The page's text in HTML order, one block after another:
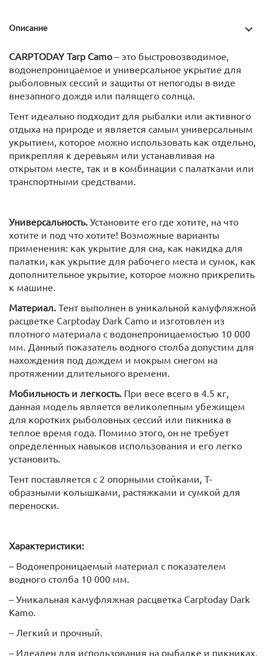
Описание
CARPTODAY Tarp Camo– это быстровозводимое,
водонепроницаемое и универсальное укрытие для
рыболовных сессий и защиты от непогоды в виде
внезапного дождя или палящего солнца.
Тент идеально подходит для рыбалки или активного
отдыха на природе и является самым универсальным
укрытием, которое можно использовать как отдельно,
прикрепляя к деревьям или устанавливая на
открытом месте, так и в комбинации с палатками или
транспортными средствами.
Универсальность. Установите его где хотите, на что
хотите и под что хотите! Возможные варианты
применения: как укрытие для сна, как накидка для
палатки, как укрытие для рабочего места и сумок, как
дополнительное укрытие, которое можно прикрепить
к машине.
Материал. Тент выполнен в уникальной камуфляжной
расцветке Carptoday Dark Camo и изготовлен из
плотного материала с водонепроницаемостью 10 000
мм. Данный показатель водного столба допустим для
нахождения под дождем и мокрым снегом на
протяжении длительного времени.
Мобильность и легкость. При весе всего в 4.5 кг,
данная модель является великолепным убежищем
для коротких рыболовных сессий или пикника в
теплое время года. Помимо этого, он не требует
определенных навыков использования и его легко
установить.
Тент поставляется с 2 опорными стойками, T-
образными колышками, растяжками и сумкой для
переноски.
Характеристики:
– Водонепроницаемый материал с показателем
водного столба 10 000 мм.
– Уникальная камуфляжная расцветка Carptoday Dark
Kamo.
– Легкий и прочный.
– Идеален для использования на рыбалке и пикниках.